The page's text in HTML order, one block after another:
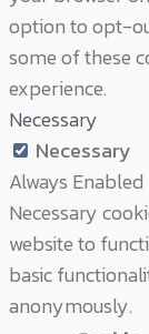
option to opt-
some of these
experience.
Necessary
Necessary
Always Enabled
Necessary
website to
basic
anonymously.